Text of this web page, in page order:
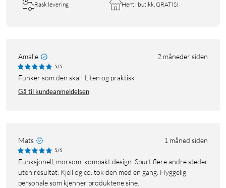
Rask levering Hent i butikk, GRATIS!
Amalie 2 måneder siden
5/5
Funker som den skal! Liten og praktisk
Gå til kundeanmeldelsen
Mats 1 måned siden
5/5
Funksjonell, morsom, kompakt design. Spurt flere andre steder
uten resultat. Kjell og co. tok den med en gang. Hyggelig
personale som kjenner produktene sine.